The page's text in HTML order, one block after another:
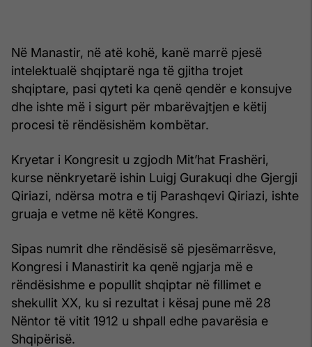
Në Manastir, në atë kohë, kanë marrë pjesë
intelektualë shqiptarë nga të gjitha trojet
shqiptare, pasi qyteti ka qenë qendër e konsujve
dhe ishte më i sigurt për mbarëvajtjen e këtij
procesi të rëndësishëm kombëtar.
Kryetar i Kongresit u zgjodh Mit’hat Frashëri,
kurse nënkryetarë ishin Luigj Gurakuqi dhe Gjergji
Qiriazi, ndërsa motra e tij Parashqevi Qiriazi, ishte
gruaja e vetme në këtë Kongres.
Sipas numrit dhe rëndësisë së pjesëmarrësve,
Kongresi i Manastirit ka qenë ngjarja më e
rëndësishme e popullit shqiptar në fillimet e
shekullit XX, ku si rezultat i kësaj pune më 28
Nëntor të vitit 1912 u shpall edhe pavarësia e
Shqipërisë.